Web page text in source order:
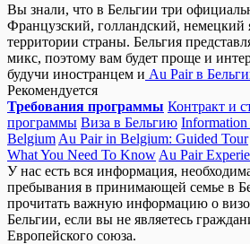
Вы знали, что в Бельгии три
Французский, голландский, немецкий
территории страны. Бельгия
микс, поэтому вам будет проще и
будучи иностранцем и Au Pair в
Рекомендуется
Требования программы Контракт и
программы Виза в Бельгию
Belgium Au Pair in Belgium: Guided Tour
What You Need To Know Au Pair
У нас есть вся информация,
пребывания в принимающей семье в
прочитать важную информацию о
Бельгии, если вы не являетесь
Европейского союза.